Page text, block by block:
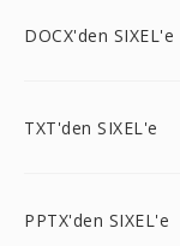
DOCX'den SIXEL'e
TXT'den SIXEL'e
PPTX'den SIXEL'e